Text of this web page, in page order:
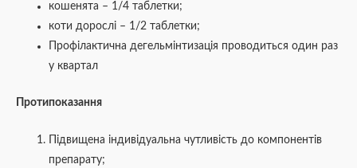
кошенята – 1/4 таблетки;
коти дорослі – 1/2 таблетки;
Профілактична дегельмінтизація проводиться один раз
у квартал
Протипоказання
Підвищена індивідуальна чутливість до компонентів
препарату;